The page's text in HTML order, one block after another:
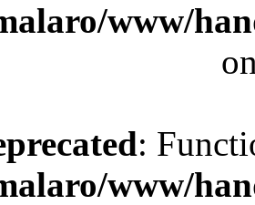
www/
:
www/